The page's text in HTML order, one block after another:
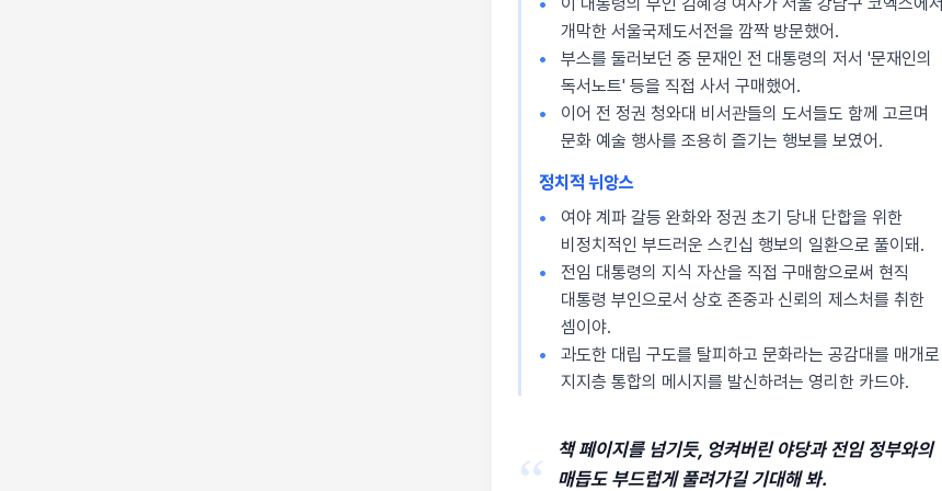
개막한 서울국제도서전을 깜짝 방문했어.
부스를 둘러보던 중 문재인 전 대통령의 저서 '문재인의
독서노트' 등을 직접 사서 구매했어.
이어 전 정권 청와대 비서관들의 도서들도 함께 고르며
문화 예술 행사를 조용히 즐기는 행보를 보였어.
정치적 뉘앙스
여야 계파 갈등 완화와 정권 초기 당내 단합을 위한
비정치적인 부드러운 스킨십 행보의 일환으로 풀이돼.
전임 대통령의 지식 자산을 직접 구매함으로써 현직
대통령 부인으로서 상호 존중과 신뢰의 제스처를 취한
셈이야.
과도한 대립 구도를 탈피하고 문화라는 공감대를 매개로
지지층 통합의 메시지를 발신하려는 영리한 카드야.
책 페이지를 넘기듯, 엉켜버린 야당과 전임 정부와의
매듭도 부드럽게 풀려가길 기대해 봐.